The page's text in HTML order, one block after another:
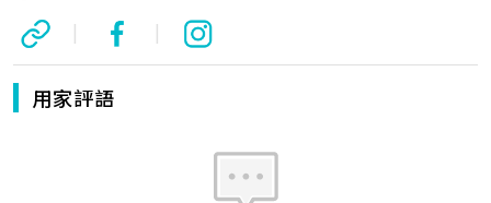
| |
用家評語